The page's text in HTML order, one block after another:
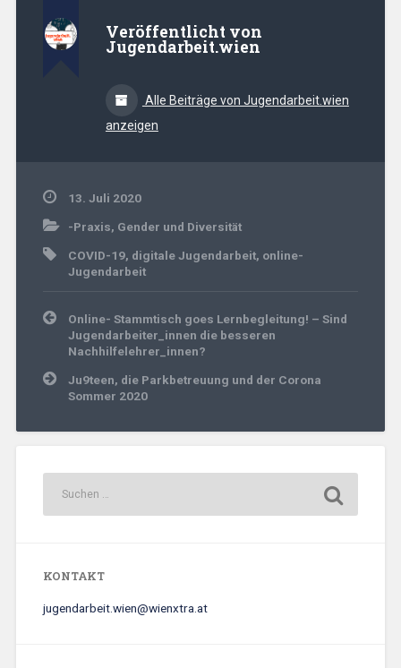
Veröffentlicht von
Jugendarbeit.wien
Alle Beiträge von Jugendarbeit.wien
anzeigen
13. Juli 2020
-Praxis, Gender und Diversität
COVID-19, digitale Jugendarbeit, online-
Jugendarbeit
Beitrags-
Navigation
Online- Stammtisch goes Lernbegleitung! – Sind
Jugendarbeiter_innen die besseren
Nachhilfelehrer_innen?
Ju9teen, die Parkbetreuung und der Corona
Sommer 2020
KONTAKT
jugendarbeit.wien@wienxtra.at